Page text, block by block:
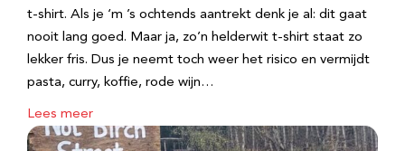
t-shirt. Als je ‘m ’s ochtends aantrekt denk je al: dit gaat
nooit lang goed. Maar ja, zo’n helderwit t-shirt staat zo
lekker fris. Dus je neemt toch weer het risico en vermijdt
pasta, curry, koffie, rode wijn…
Lees meer